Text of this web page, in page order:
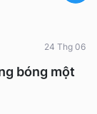
bóng một
24 Thg 06